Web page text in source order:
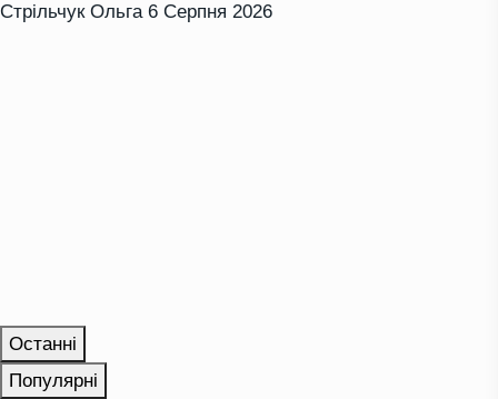
Стрільчук Ольга 6 Серпня 2026
Останні
Популярні